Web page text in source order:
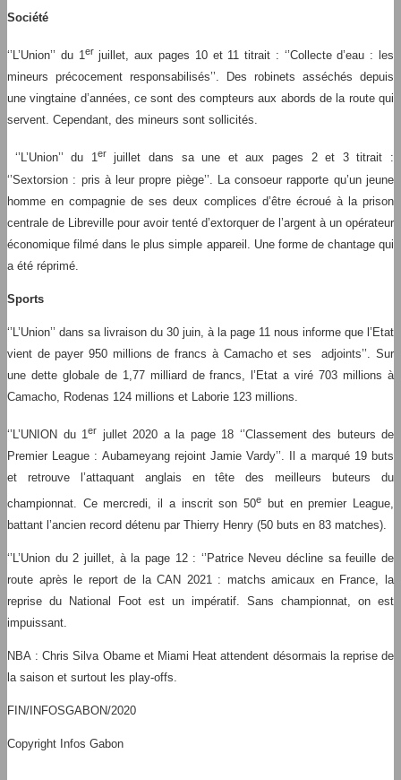
Société
‘’L’Union’’ du 1er juillet, aux pages 10 et 11 titrait : ‘’Collecte d’eau : les
mineurs précocement responsabilisés’’. Des robinets asséchés depuis
une vingtaine d’années, ce sont des compteurs aux abords de la route qui
servent. Cependant, des mineurs sont sollicités.
‘’L’Union’’ du 1er
juillet dans sa une et aux pages 2 et 3 titrait :
‘’Sextorsion : pris à leur propre piège’’. La consoeur rapporte qu’un jeune
homme en compagnie de ses deux complices d’être écroué à la prison
centrale de Libreville pour avoir tenté d’extorquer de l’argent à un opérateur
économique filmé dans le plus simple appareil. Une forme de chantage qui
a été réprimé.
Sports
‘’L’Union’’ dans sa livraison du 30 juin, à la page 11 nous informe que l’Etat
vient de payer 950 millions de francs à Camacho et ses adjoints’’. Sur
une dette globale de 1,77 milliard de francs, l’Etat a viré 703 millions à
Camacho, Rodenas 124 millions et Laborie 123 millions.
‘’L’UNION du 1 er jullet 2020 a la page 18 ‘’Classement des buteurs de
Premier League : Aubameyang rejoint Jamie Vardy’’. Il a marqué 19 buts
et retrouve l’attaquant anglais en tête des meilleurs buteurs du
championnat. Ce mercredi, il a inscrit son 50e
but en premier League,
battant l’ancien record détenu par Thierry Henry (50 buts en 83 matches).
‘’L’Union du 2 juillet, à la page 12 : ‘’Patrice Neveu décline sa feuille de
route après le report de la CAN 2021 : matchs amicaux en France, la
reprise du National Foot est un impératif. Sans championnat, on est
impuissant.
NBA : Chris Silva Obame et Miami Heat attendent désormais la reprise de
la saison et surtout les play-offs.
FIN/INFOSGABON/2020
Copyright Infos Gabon